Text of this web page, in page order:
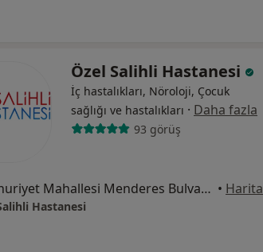
Özel Salihli Hastanesi
İç hastalıkları, Nöroloji, Çocuk
sağlığı ve hastalıkları · Daha fazla
93 görüş
Cumhuriyet Mahallesi Menderes Bulvarı No:48, Manisa • Harita
Hastanesi